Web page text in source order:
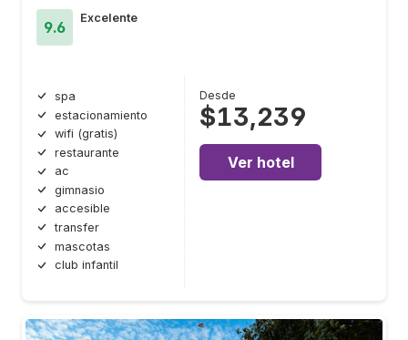
9.6
Excelente
spa
estacionamiento
wifi (gratis)
restaurante
ac
gimnasio
accesible
transfer
mascotas
club infantil
Desde
$13,239
Ver hotel